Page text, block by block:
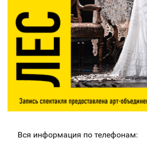
Вся информация по телефонам: